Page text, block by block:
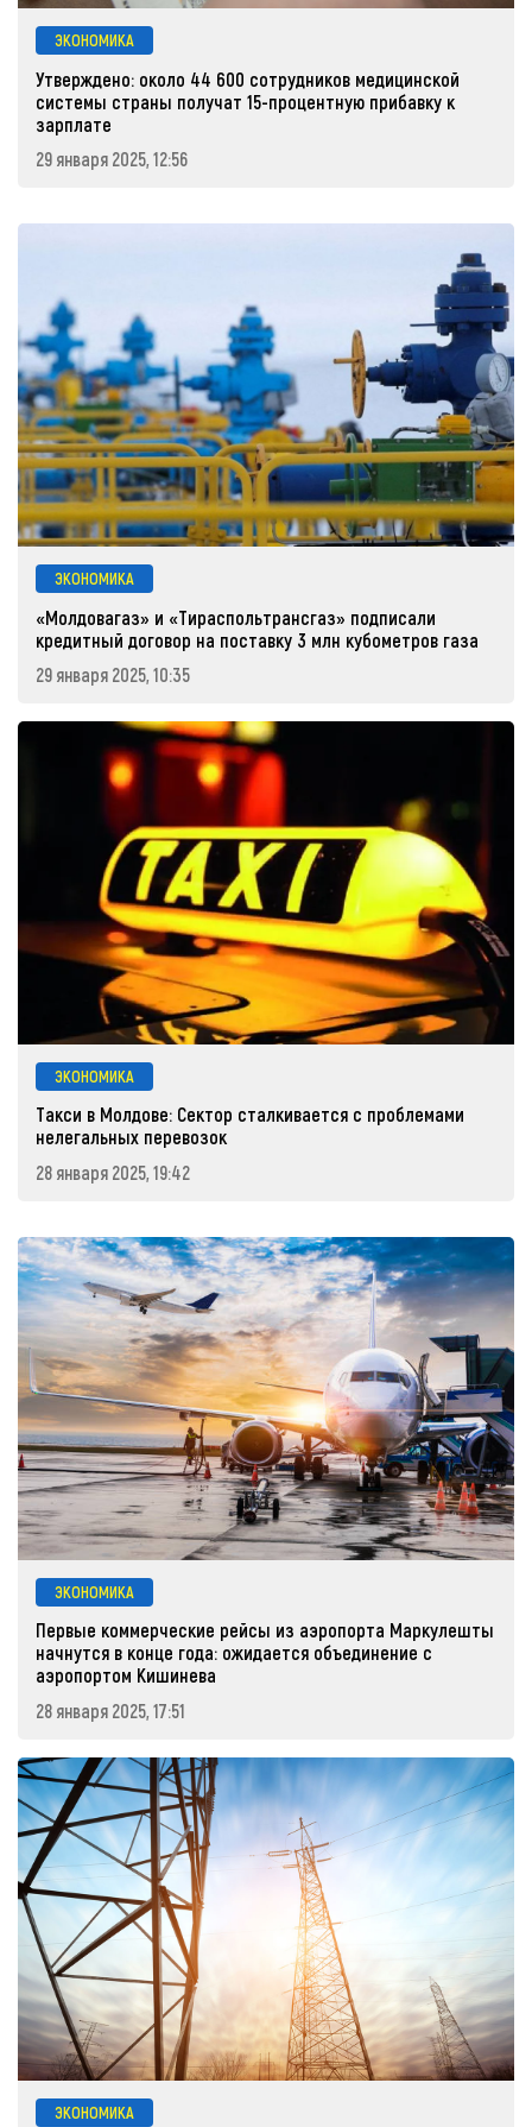
ЭКОНОМИКА
Утверждено: около 44 600 сотрудников медицинской
системы страны получат 15-процентную прибавку к
зарплате
29 января 2025, 12:56
ЭКОНОМИКА
«Молдовагаз» и «Тираспольтрансгаз» подписали
кредитный договор на поставку 3 млн кубометров газа
29 января 2025, 10:35
ЭКОНОМИКА
Такси в Молдове: Сектор сталкивается с проблемами
нелегальных перевозок
28 января 2025, 19:42
ЭКОНОМИКА
Первые коммерческие рейсы из аэропорта Маркулешты
начнутся в конце года: ожидается объединение с
аэропортом Кишинева
28 января 2025, 17:51
ЭКОНОМИКА